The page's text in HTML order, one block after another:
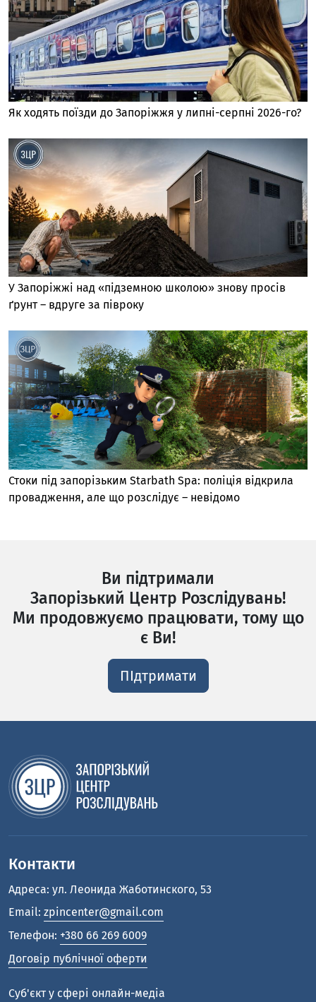
Як ходять поїзди до Запоріжжя у липні-серпні 2026-го?
У Запоріжжі над «підземною школою» знову просів
ґрунт – вдруге за півроку
Стоки під запорізьким Starbath Spa: поліція відкрила
провадження, але що розслідує – невідомо
Ви підтримали
Запорізький Центр Розслідувань!
Ми продовжуємо працювати, тому що
є Ви!
ПІдтримати
Контакти
Адреса: ул. Леонида Жаботинского, 53
Email: zpincenter@gmail.com
Телефон: +380 66 269 6009
Договір публічної оферти
Cуб'єкт у сфері онлайн-медіа